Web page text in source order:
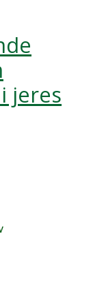
jeres